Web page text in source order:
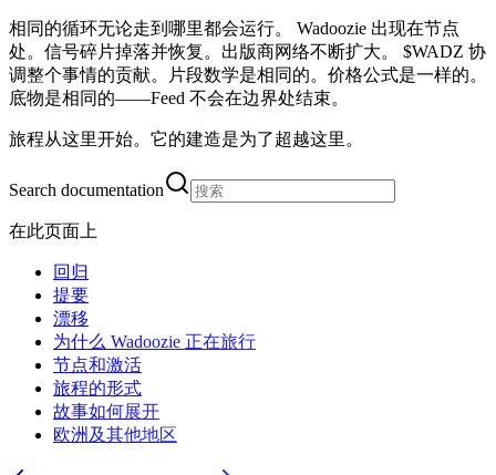
相同的循环无论走到哪里都会运行。 Wadoozie 出现在节点
处。信号碎片掉落并恢复。出版商网络不断扩大。 $WADZ 协
调整个事情的贡献。片段数学是相同的。价格公式是一样的。
底物是相同的——Feed 不会在边界处结束。
旅程从这里开始。它的建造是为了超越这里。
Search documentation
在此页面上
回归
提要
漂移
为什么 Wadoozie 正在旅行
节点和激活
旅程的形式
故事如何展开
欧洲及其他地区